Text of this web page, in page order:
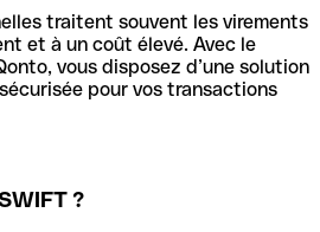
traitent souvent les virements
et à un coût élevé. Avec le
vous disposez d’une solution
pour vos transactions
?